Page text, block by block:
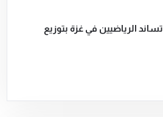
عملية الفارس الشهم 3 تساند الرياضيين في غزة بتوزيع